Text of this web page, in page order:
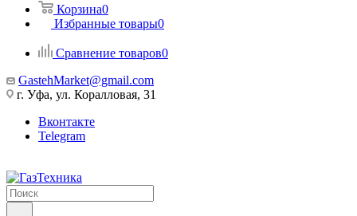
Корзина0
Избранные товары0
Сравнение товаров0
GastehMarket@gmail.com
г. Уфа, ул. Коралловая, 31
Вконтакте
Telegram